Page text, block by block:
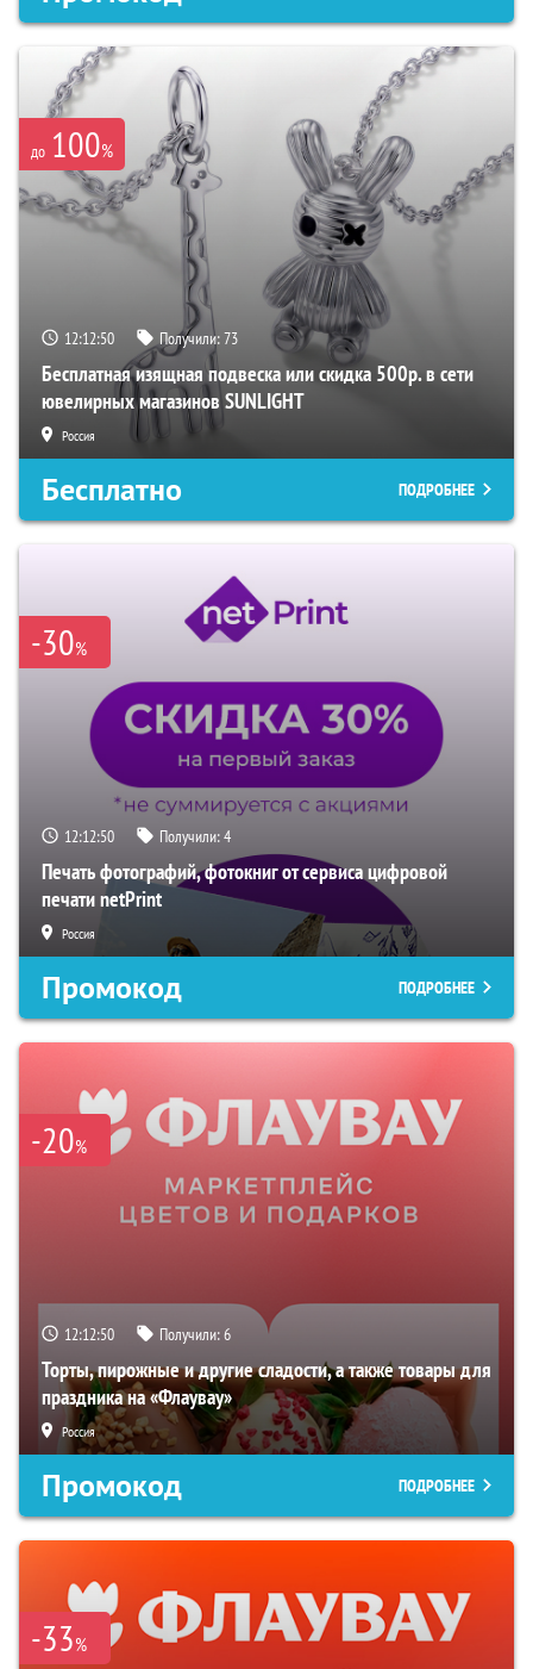
до 100%
12:12:50 Получили:73
Бесплатная изящная подвеска или скидка 500р. в сети
ювелирных магазинов SUNLIGHT
Россия
Бесплатно ПОДРОБНЕЕ
-30%
12:12:50 Получили:4
Печать фотографий, фотокниг от сервиса цифровой
печати netPrint
Россия
Промокод ПОДРОБНЕЕ
-20%
12:12:50 Получили:6
Торты, пирожные и другие сладости, а также товары для
праздника на «Флаувау»
Россия
Промокод ПОДРОБНЕЕ
-33%